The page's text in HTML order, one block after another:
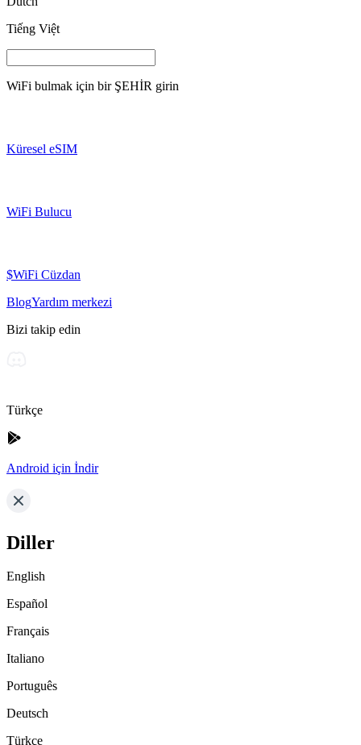
Tiếng Việt
WiFi bulmak için bir ŞEHİR girin
Küresel eSIM
WiFi Bulucu
$WiFi Cüzdan
BlogYardım merkezi
Bizi takip edin
Türkçe
Android için İndir
Diller
English
Español
Français
Italiano
Português
Deutsch
Türkçe